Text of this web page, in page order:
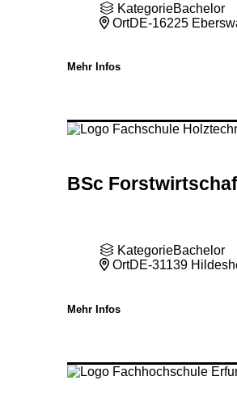
KategorieBachelor
OrtDE-16225
Mehr Infos
BSc
KategorieBachelor
OrtDE-31139
Mehr Infos